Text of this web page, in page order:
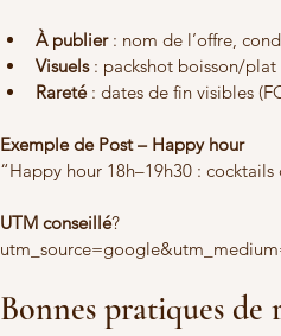
À publier : nom de l’offre,
Visuels : packshot boisson/plat
Rareté : dates de fin visibles
Exemple de Post – Happy hour
“Happy hour 18h–19h30 : cocktails
UTM conseillé?
Bonnes pratiques de